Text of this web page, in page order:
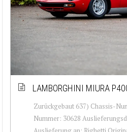
LAMBORGHINI MIURA
Zurückgebaut 637) Chassis-
Nummer: 30628